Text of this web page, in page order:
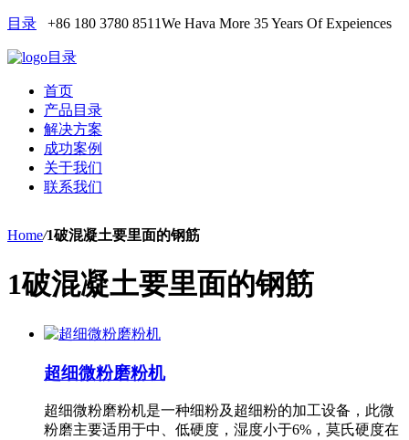
目录 +86 180 3780 8511We Hava More 35 Years Of Expeiences
目录
首页
产品目录
解决方案
成功案例
关于我们
联系我们
Home/1破混凝土要里面的钢筋
1破混凝土要里面的钢筋
超细微粉磨粉机
超细微粉磨粉机是一种细粉及超细粉的加工设备，此微
粉磨主要适用于中、低硬度，湿度小于6%，莫氏硬度在